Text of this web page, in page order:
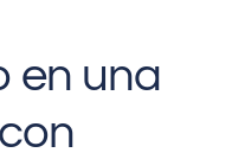
en una